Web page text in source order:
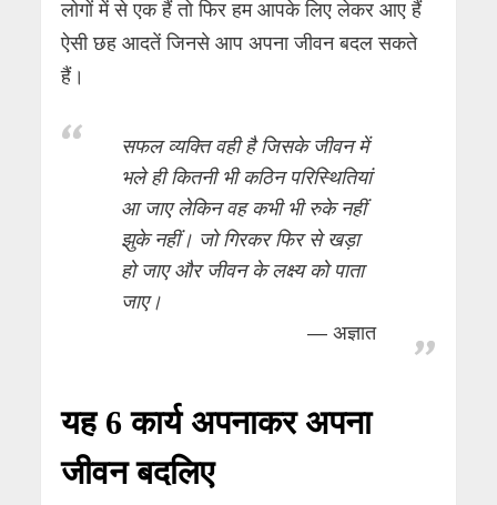
लोगों में से एक हैं तो फिर हम आपके लिए लेकर आए हैं
ऐसी छह आदतें जिनसे आप अपना जीवन बदल सकते
हैं।
सफल व्यक्ति वही है जिसके जीवन में
भले ही कितनी भी कठिन परिस्थितियां
आ जाए लेकिन वह कभी भी रुके नहीं
झुके नहीं। जो गिरकर फिर से खड़ा
हो जाए और जीवन के लक्ष्य को पाता
जाए।
अज्ञात
यह 6 कार्य अपनाकर अपना
जीवन बदलिए